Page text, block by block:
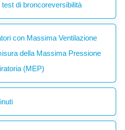
di broncoreversibilità
con Massima Ventilazione
della Massima Pressione
(MEP)